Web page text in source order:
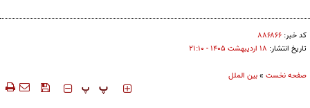
حرکت کشورهای منطقه به سمت ترتیبات امنیتی مستقل دانست
کد خبر: ۸۸۶۸۶۶
تاریخ انتشار: ۱۸ ارديبهشت ۱۴۰۵ - ۲۱:۱۰
صفحه نخست »بین الملل
‍‍‍ پ پ